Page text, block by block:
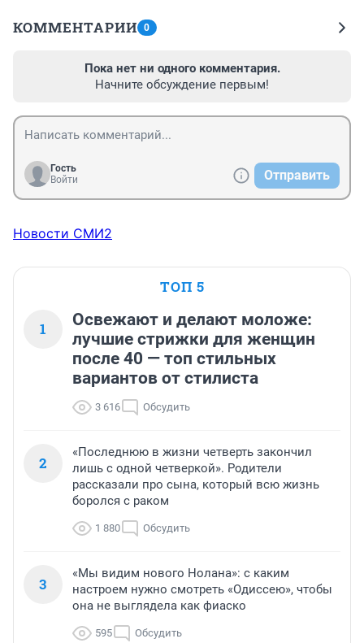
КОММЕНТАРИИ 0
Пока нет ни одного комментария.
Начните обсуждение первым!
Гость
Войти
Отправить
Новости СМИ2
ТОП 5
1
Освежают и делают моложе:
лучшие стрижки для женщин
после 40 — топ стильных
вариантов от стилиста
3 616 Обсудить
2
«Последнюю в жизни четверть закончил
лишь с одной четверкой». Родители
рассказали про сына, который всю жизнь
боролся с раком
1 880 Обсудить
3
«Мы видим нового Нолана»: с каким
настроем нужно смотреть «Одиссею», чтобы
она не выглядела как фиаско
595 Обсудить